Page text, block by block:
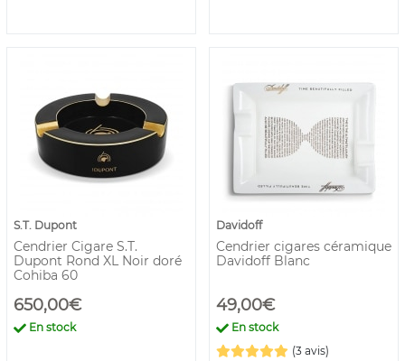
S.T. Dupont
Cendrier Cigare S.T.
Dupont Rond XL Noir doré
Cohiba 60
650,00€
En stock
Davidoff
Cendrier cigares céramique
Davidoff Blanc
49,00€
En stock
(3 avis)